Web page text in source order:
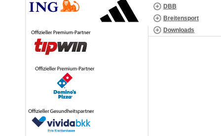
DBB
Breitensport
Downloads